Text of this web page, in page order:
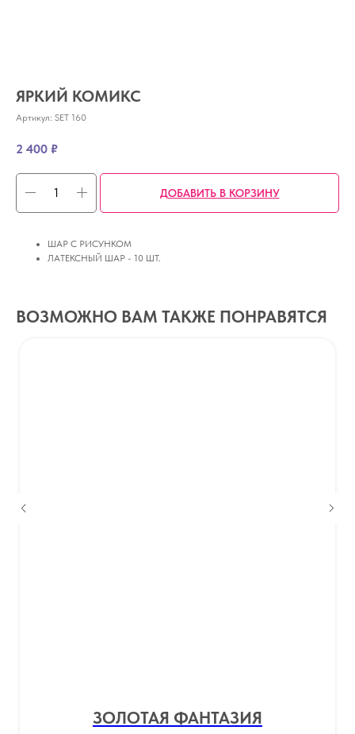
ЯРКИЙ КОМИКС
Артикул: SET 160
2 400 ₽
ДОБАВИТЬ В КОРЗИНУ
ШАР С РИСУНКОМ
ЛАТЕКСНЫЙ ШАР - 10 ШТ.
ВОЗМОЖНО ВАМ ТАКЖЕ ПОНРАВЯТСЯ
ЗОЛОТАЯ ФАНТАЗИЯ